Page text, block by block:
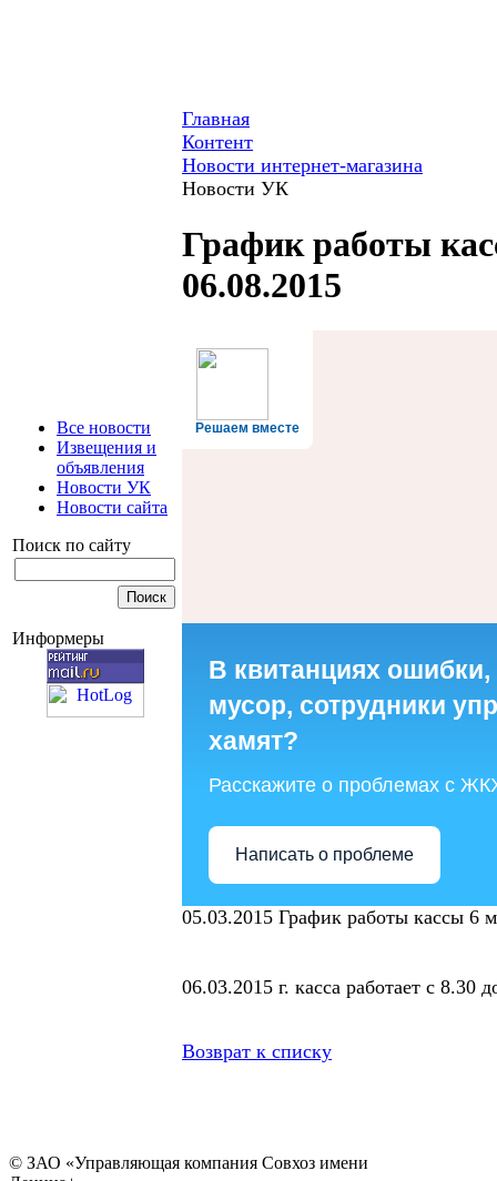
Все новости
Извещения и
объявления
Новости УК
Новости сайта
Поиск по сайту
Информеры
Главная
Контент
Новости интернет-магазина
Новости УК
График работы
06.08.2015
Решаем вместе
В квитанциях
мусор, сотрудники
хамят?
Расскажите о проблемах с
Написать о проблеме
05.03.2015 График работы кассы 6
06.03.2015 г. касса работает с 8.30
Возврат к списку
© ЗАО «Управляющая компания Совхоз имени